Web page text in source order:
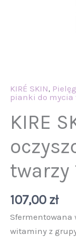
KIRÉ SKIN,
pianki do mycia
KIRE
twarzy
107,00 zł
Sfermentowana
witaminy z